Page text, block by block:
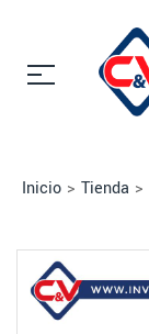
Inicio > Tienda >